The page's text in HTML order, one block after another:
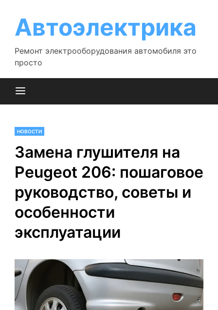
содержимому
Автоэлектрика
Ремонт электрооборудования автомобиля это
просто
НОВОСТИ
Замена глушителя на
Peugeot 206: пошаговое
руководство, советы и
особенности
эксплуатации